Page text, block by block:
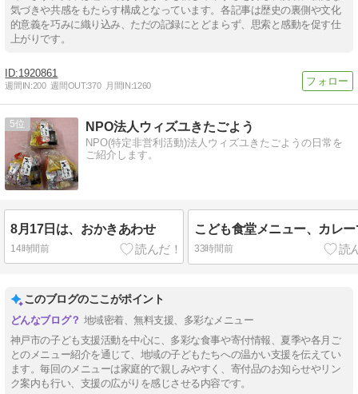
気づきや共感をもたらす構成となっています。各記事は歴史の裏側や文化
的意義を巧みに織り込み、ただの記録にとどまらず、思索と感動を促す仕
上がりです。
1920861
週間IN:200 週間OUT:370 月間IN:1260
5 NPO法人ウィズユきたごよう
NPO(特定非営利活動)法人ウィズユきたごようの日常を
ご紹介します。
8月17日は、おかきあわせ
14時間前
こども食堂メニュー、カレ
33時間前
このブログのここがポイント
地域密着、無料支援、多彩なメニュー
神戸市の子ども支援活動を中心に、多彩な食事や寄付情報、夏季や各月ご
とのメニュー紹介を通じて、地域の子どもたちへの温かい支援を伝えてい
ます。毎回のメニューは家庭的で親しみやすく、寄付品のお知らせやリン
ク案内も行い、支援の広がりを感じさせる内容です。